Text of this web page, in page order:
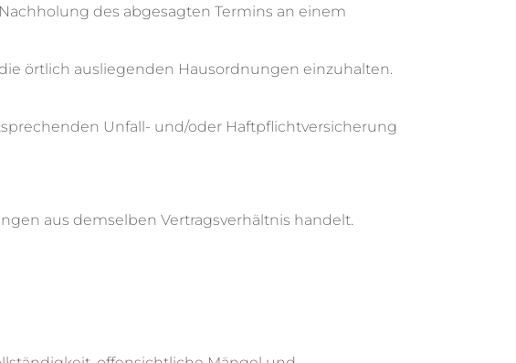
des abgesagten Termins an einem
örtlich ausliegenden Hausordnungen einzuhalten.
Unfall- und/oder Haftpflichtversicherung
aus demselben Vertragsverhältnis handelt.